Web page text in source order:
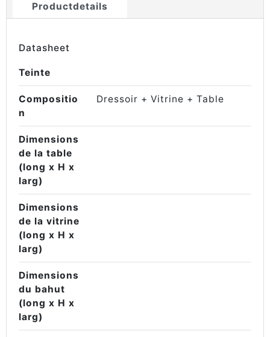
Productdetails
Datasheet
Teinte
Compositio
n
Dressoir + Vitrine + Table
Dimensions
de la table
(long x H x
larg)
Dimensions
de la vitrine
(long x H x
larg)
Dimensions
du bahut
(long x H x
larg)